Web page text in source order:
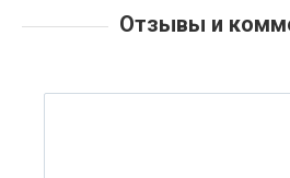
Отзывы и